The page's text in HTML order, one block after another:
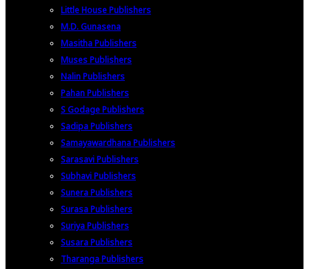
Little House Publishers
M.D. Gunasena
Masitha Publishers
Muses Publishers
Nalin Publishers
Pahan Publishers
S Godage Publishers
Sadipa Publishers
Samayawardhana Publishers
Sarasavi Publishers
Subhavi Publishers
Sunera Publishers
Surasa Publishers
Suriya Publishers
Susara Publishers
Tharanga Publishers